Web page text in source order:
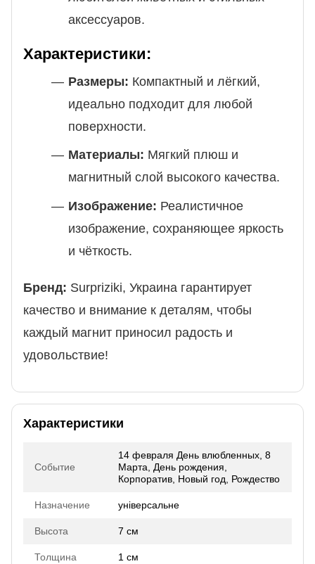
аксессуаров.
Характеристики:
Размеры: Компактный и лёгкий,
идеально подходит для любой
поверхности.
Материалы: Мягкий плюш и
магнитный слой высокого качества.
Изображение: Реалистичное
изображение, сохраняющее яркость
и чёткость.
Бренд: Surpriziki, Украина гарантирует
качество и внимание к деталям, чтобы
каждый магнит приносил радость и
удовольствие!
Характеристики
Событие
14 февраля День влюбленных, 8
Марта, День рождения,
Корпоратив, Новый год, Рождество
Назначение універсальне
Высота 7 см
Толщина 1 см